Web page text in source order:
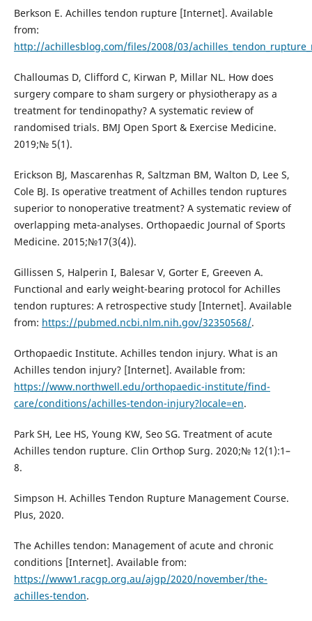
Berkson E. Achilles tendon rupture [Internet]. Available
from:
http://achillesblog.com/files/2008/03/
Challoumas D, Clifford C, Kirwan P, Millar NL. How does
surgery compare to sham surgery or physiotherapy as a
treatment for tendinopathy? A systematic review of
randomised trials. BMJ Open Sport & Exercise Medicine.
2019;№ 5(1).
Erickson BJ, Mascarenhas R, Saltzman BM, Walton D, Lee S,
Cole BJ. Is operative treatment of Achilles tendon ruptures
superior to nonoperative treatment? A systematic review of
overlapping meta-analyses. Orthopaedic Journal of Sports
Medicine. 2015;№17(3(4)).
Gillissen S, Halperin I, Balesar V, Gorter E, Greeven A.
Functional and early weight-bearing protocol for Achilles
tendon ruptures: A retrospective study [Internet]. Available
from: https://pubmed.ncbi.nlm.nih.gov/32350568/.
Orthopaedic Institute. Achilles tendon injury. What is an
Achilles tendon injury? [Internet]. Available from:
https://www.northwell.edu/orthopaedic-institute/find-
care/conditions/achilles-tendon-injury?locale=en.
Park SH, Lee HS, Young KW, Seo SG. Treatment of acute
Achilles tendon rupture. Clin Orthop Surg. 2020;№ 12(1):1–
8.
Simpson H. Achilles Tendon Rupture Management Course.
Plus, 2020.
The Achilles tendon: Management of acute and chronic
conditions [Internet]. Available from:
https://www1.racgp.org.au/ajgp/2020/november/the-
achilles-tendon.